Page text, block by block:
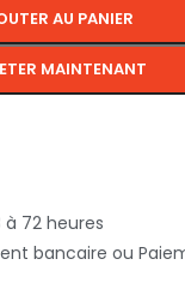
AU PANIER
MAINTENANT
72 heures
bancaire ou